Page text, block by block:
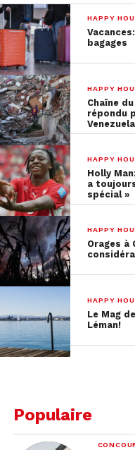
HAPPY
bagages
HAPPY
Chaîne
répondu
Venezuela
HAPPY
Holly
a
spécial »
HAPPY
Orages à
HAPPY
Le Mag
Léman!
Populaire